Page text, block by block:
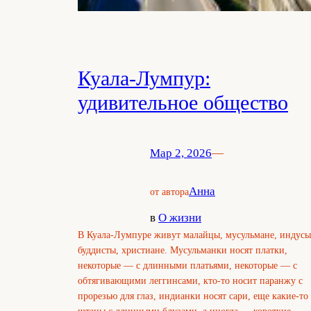
Куала-Лумпур:
удивительное общество
Мар 2, 2026—
от автораАнна
в О жизни
В Куала-Лумпуре живут малайцы, мусульмане,
буддисты, христиане. Мусульманки носят платки,
некоторые — с длинными платьями, некоторые — с
обтягивающими леггинсами, кто-то носит паранжу с
прорезью для глаз, индианки носят сари, еще какие-то